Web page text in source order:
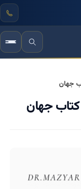
جهان
جهان